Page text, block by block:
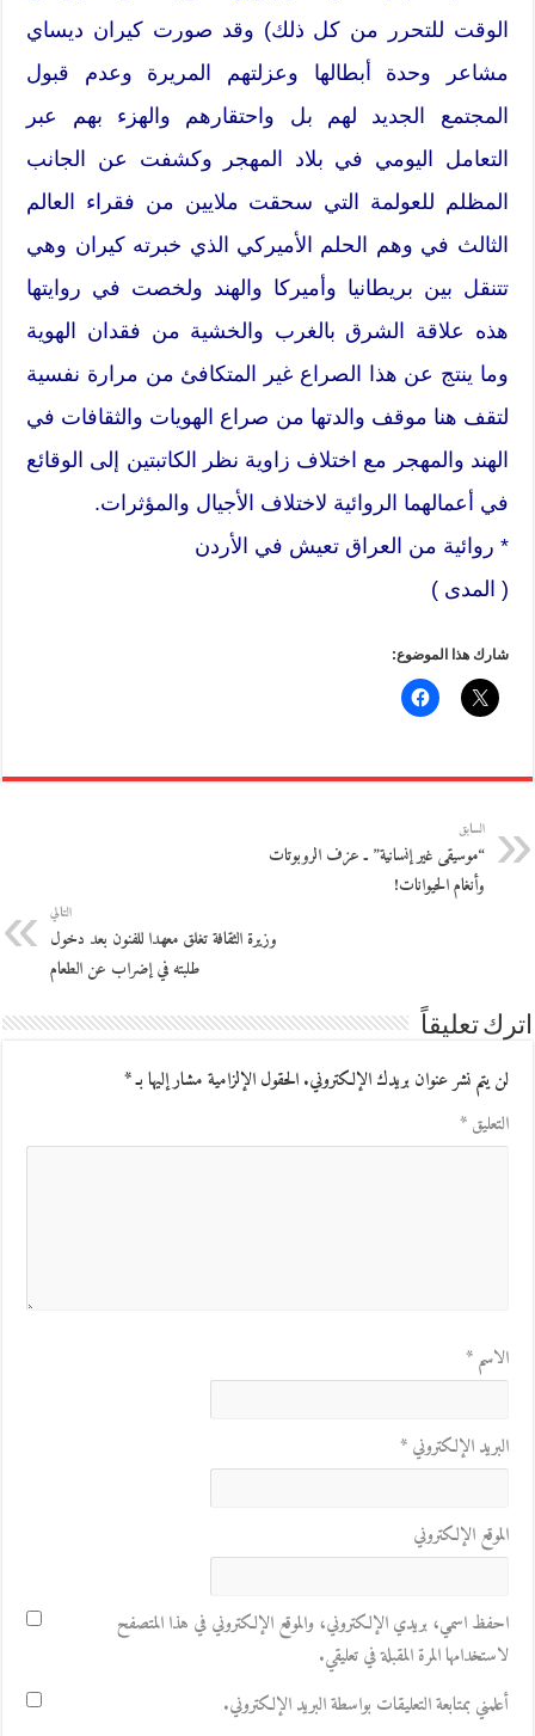
الوقت للتحرر من كل ذلك) وقد صورت كيران ديساي
مشاعر وحدة أبطالها وعزلتهم المريرة وعدم قبول
المجتمع الجديد لهم بل واحتقارهم والهزء بهم عبر
التعامل اليومي في بلاد المهجر وكشفت عن الجانب
المظلم للعولمة التي سحقت ملايين من فقراء العالم
الثالث في وهم الحلم الأميركي الذي خبرته كيران وهي
تتنقل بين بريطانيا وأميركا والهند ولخصت في روايتها
هذه علاقة الشرق بالغرب والخشية من فقدان الهوية
وما ينتج عن هذا الصراع غير المتكافئ من مرارة نفسية
لتقف هنا موقف والدتها من صراع الهويات والثقافات في
الهند والمهجر مع اختلاف زاوية نظر الكاتبتين إلى الوقائع
في أعمالهما الروائية لاختلاف الأجيال والمؤثرات.
* روائية من العراق تعيش في الأردن
( المدى )
شارك هذا الموضوع:
السابق
“موسيقى غير إنسانية” ـ عزف الروبوتات
وأنغام الحيوانات!
التالي
وزيرة الثقافة تغلق معهدا للفنون بعد دخول
طلبته في إضراب عن الطعام
اترك تعليقاً
لن يتم نشر عنوان بريدك الإلكتروني.الحقول الإلزامية مشار إليها بـ*
التعليق*
الاسم*
البريد الإلكتروني*
الموقع الإلكتروني
احفظ اسمي، بريدي الإلكتروني، والموقع الإلكتروني في هذا المتصفح
لاستخدامها المرة المقبلة في تعليقي.
أعلمني بمتابعة التعليقات بواسطة البريد الإلكتروني.